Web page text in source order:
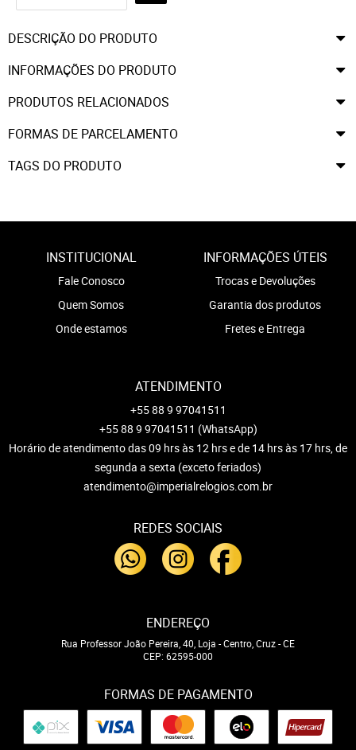
DESCRIÇÃO DO PRODUTO
INFORMAÇÕES DO PRODUTO
PRODUTOS RELACIONADOS
FORMAS DE PARCELAMENTO
TAGS DO PRODUTO
INSTITUCIONAL
Fale Conosco
Quem Somos
Onde estamos
INFORMAÇÕES ÚTEIS
Trocas e Devoluções
Garantia dos produtos
Fretes e Entrega
ATENDIMENTO
+55 88 9 97041511
+55 88 9 97041511 (WhatsApp)
Horário de atendimento das 09 hrs às 12 hrs e de 14 hrs às 17 hrs, de
segunda a sexta (exceto feriados)
atendimento@imperialrelogios.com.br
REDES SOCIAIS
ENDEREÇO
Rua Professor João Pereira, 40, Loja -Centro, Cruz-CE
CEP: 62595-000
FORMAS DE PAGAMENTO